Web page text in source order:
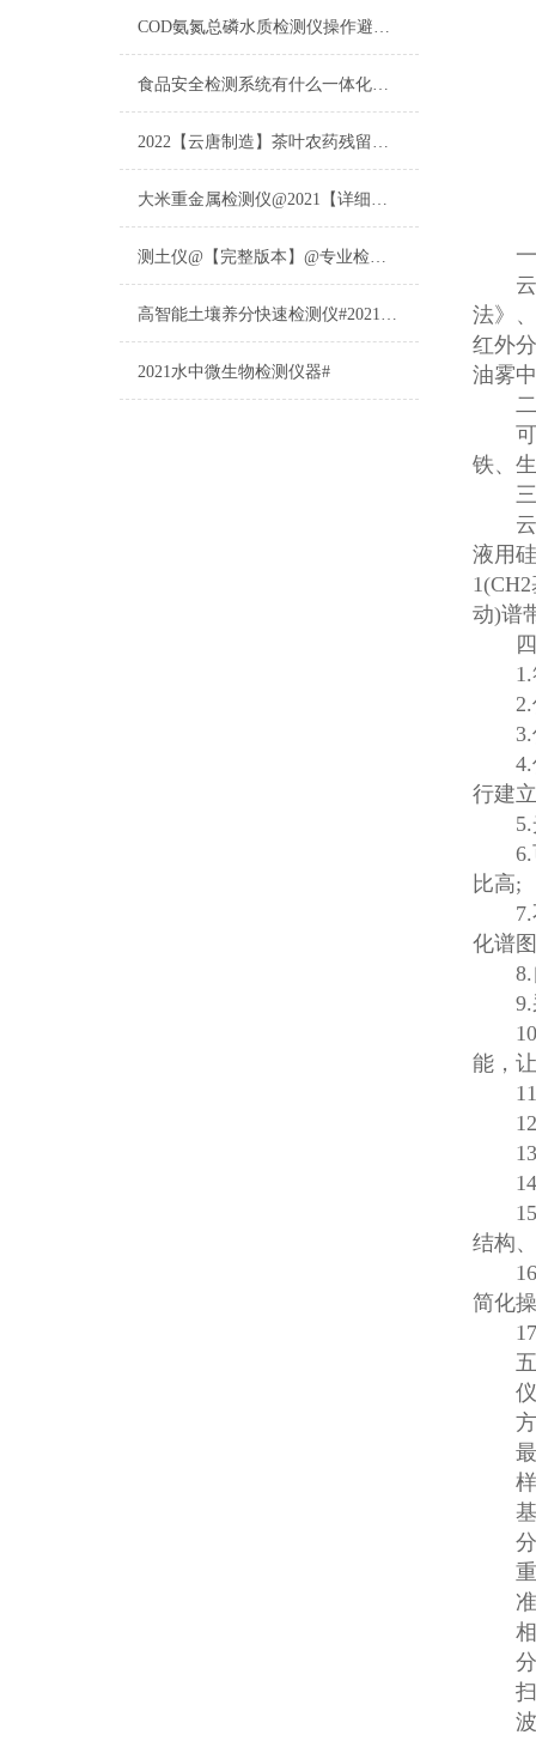
COD氨氮总磷水质检测仪操作避坑指南：这几个步骤直接影响数据准确性
食品安全检测系统有什么一体化配置·2023仪器仪表推荐·山东云唐
2022【云唐制造】茶叶农药残留检测仪多少钱一台@山东云唐仪器仪表制造
大米重金属检测仪@2021【详细版本】@专业检测大米重金属仪器仪表
测土仪@【完整版本】@专业检测土壤的仪器仪表
高智能土壤养分快速检测仪#2021【土壤养分检测专用仪器仪表】
2021水中微生物检测仪器#
一
云
法》
红外
油雾
二
可广
铁、
三
云
液用
动)谱
四
1.符
2.仪
3.仪
4.仪
行建
5.光
6.可
比高;
7.不
化谱
8.自
9.采
10.
能，
11.
12.
13.
14.
15.
结构
16.
简化
17.
五
仪器
方法
最-
样品
基
分
重复
准
相
分
扫描
波数